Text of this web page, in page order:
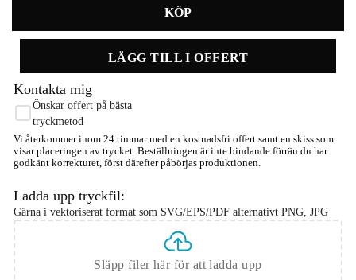
Kontakta mig
Önskar offert på bästa
tryckmetod
Vi återkommer inom 24 timmar med en kostnadsfri offert samt en skiss som
visar placeringen av trycket. Beställningen är inte bindande förrän du har
godkänt korrekturet, först därefter påbörjas produktionen.
Ladda upp tryckfil:
Gärna i vektoriserat format som SVG/EPS/PDF alternativt PNG, JPG
Släpp filer här för att ladda upp
LÄGG TILL I OFFERT